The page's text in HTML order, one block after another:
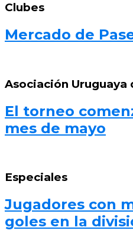
Clubes
Mercado de
Asociación Uruguaya
El torneo
mes de mayo
Especiales
Jugadores con
goles en la